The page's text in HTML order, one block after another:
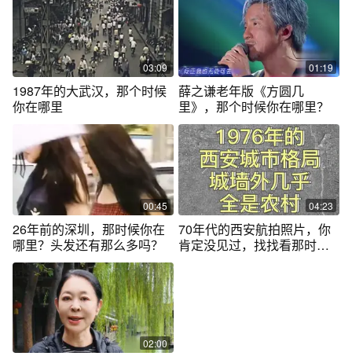
03:09
1987年的大武汉，那个时候
你在哪里
01:19
薛之谦老年版《方圆几
里》，那个时候你在哪里？
00:45
26年前的深圳，那时候你在
哪里？头发还有那么多吗？
04:23
70年代的西安航拍照片，你
肯定没见过，找找看那时候
02:00